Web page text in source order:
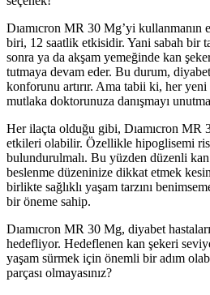
Dıamıcron MR 30 Mg’yi kullanmanın
biri, 12 saatlik etkisidir. Yani sabah bir
sonra ya da akşam yemeğinde kan
tutmaya devam eder. Bu durum,
konforunu artırır. Ama tabii ki, her
mutlaka doktorunuza danışmayı
Her ilaçta olduğu gibi, Dıamıcron MR
etkileri olabilir. Özellikle hipoglisemi
bulundurulmalı. Bu yüzden düzenli
beslenme düzeninize dikkat etmek
birlikte sağlıklı yaşam tarzını
bir öneme sahip.
Dıamıcron MR 30 Mg, diyabet
hedefliyor. Hedeflenen kan şekeri
yaşam sürmek için önemli bir adım
parçası olmayasınız?